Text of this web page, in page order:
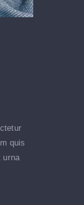
quis
urna